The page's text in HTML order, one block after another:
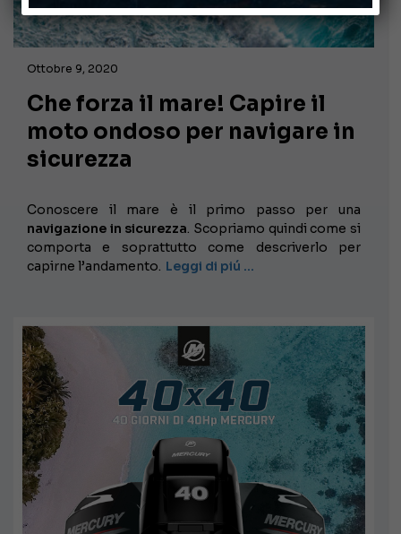
Ottobre 9, 2020
Che forza il mare! Capire il
moto ondoso per navigare in
sicurezza
Conoscere il mare è il primo passo per una
navigazione in sicurezza. Scopriamo quindi come si
comporta e soprattutto come descriverlo per
capirne l’andamento. Leggi di piú …